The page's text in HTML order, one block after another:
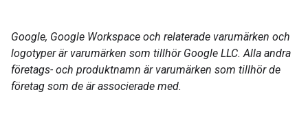
Google, Google Workspace och relaterade varumärken och
logotyper är varumärken som tillhör Google LLC. Alla andra
företags- och produktnamn är varumärken som tillhör de
företag som de är associerade med.